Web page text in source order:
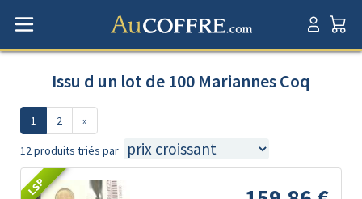
Issu d un lot de 100 Mariannes Coq
1 2 »
12 produits triés par
LSP